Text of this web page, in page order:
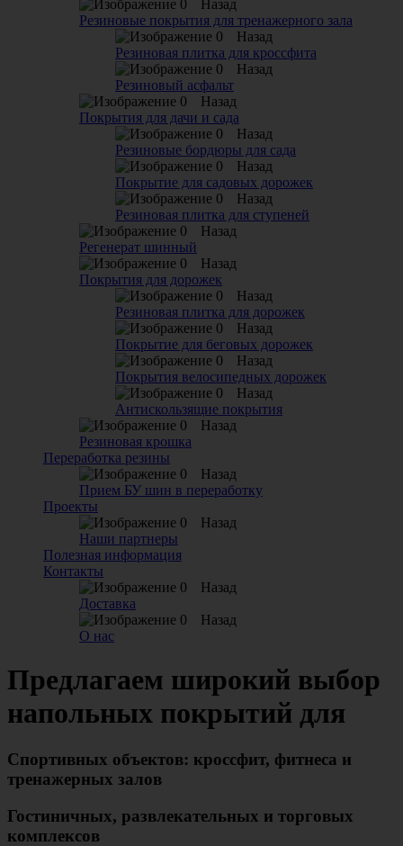
Назад
Резиновые покрытия для тренажерного зала
Назад
Резиновая плитка для кроссфита
Назад
Резиновый асфальт
Назад
Покрытия для дачи и сада
Назад
Резиновые бордюры для сада
Назад
Покрытие для садовых дорожек
Назад
Резиновая плитка для ступеней
Назад
Регенерат шинный
Назад
Покрытия для дорожек
Назад
Резиновая плитка для дорожек
Назад
Покрытие для беговых дорожек
Назад
Покрытия велосипедных дорожек
Назад
Антискользящие покрытия
Назад
Резиновая крошка
Переработка резины
Назад
Прием БУ шин в переработку
Проекты
Назад
Наши партнеры
Полезная информация
Контакты
Назад
Доставка
Назад
О нас
Предлагаем широкий выбор
напольных покрытий для
Спортивных объектов: кроссфит, фитнеса и
тренажерных залов
Гостиничных, развлекательных и торговых
комплексов